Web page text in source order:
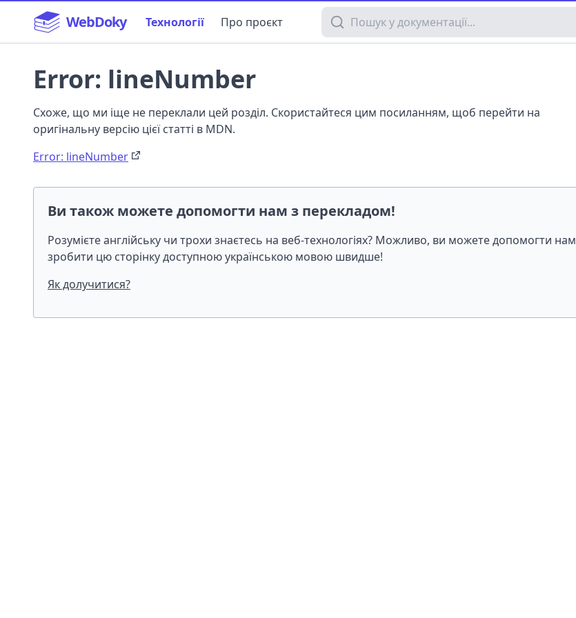
WebDoky Технології Про проєкт Пошук у документації
Error: lineNumber
Схоже, що ми іще не переклали цей розділ. Скористайтеся цим посиланням, щоб перейти на
оригінальну версію цієї статті в MDN.
Error: lineNumber
Ви також можете допомогти нам з перекладом!
Розумієте англійську чи трохи знаєтесь на веб-технологіях? Можливо, ви можете допомогти нам
зробити цю сторінку доступною українською мовою швидше!
Як долучитися?